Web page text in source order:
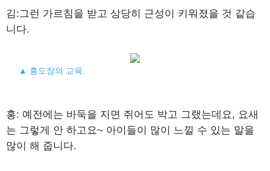
김:그런 가르침을 받고 상당히 근성이 키워졌을 것 같습
니다.
▲ 홍도장의 교육.
홍: 예전에는 바둑을 지면 쥐어도 박고 그랬는데요, 요새
는 그렇게 안 하고요~ 아이들이 많이 느낄 수 있는 말을
많이 해 줍니다.